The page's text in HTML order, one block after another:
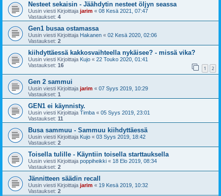
Nesteet sekaisin - Jäähdytin nesteet öljyn seassa
Uusin viesti Kirjoittaja jarim « 08 Kesä 2021, 07:47
Vastaukset: 4
Gen1 busaa ostamassa
Uusin viesti Kirjoittaja Hakanen « 02 Kesä 2020, 02:06
Vastaukset: 2
kiihdyttäessä kakkosvaihteella nykäisee? - missä vika?
Uusin viesti Kirjoittaja Kujo « 22 Touko 2020, 01:41
Vastaukset: 16 1 2
Gen 2 sammui
Uusin viesti Kirjoittaja jarim « 07 Syys 2019, 10:29
Vastaukset: 1
GEN1 ei käynnisty.
Uusin viesti Kirjoittaja Timba « 05 Syys 2019, 23:01
Vastaukset: 11
Busa sammuu - Sammuu kiihdyttäessä
Uusin viesti Kirjoittaja Kujo « 03 Syys 2019, 18:42
Vastaukset: 2
Toisella tulille - Käyntiin toisella starttauksella
Uusin viesti Kirjoittaja poppiheikki « 18 Elo 2019, 08:34
Vastaukset: 2
Jännitteen säädin recall
Uusin viesti Kirjoittaja jarim « 19 Kesä 2019, 10:32
Vastaukset: 2